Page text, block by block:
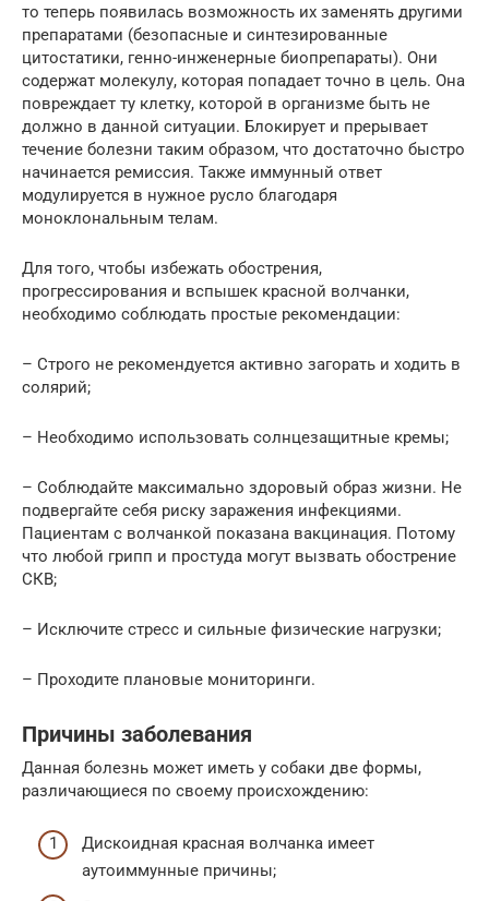
то теперь появилась возможность их заменять другими
препаратами (безопасные и синтезированные
цитостатики, генно-инженерные биопрепараты). Они
содержат молекулу, которая попадает точно в цель. Она
повреждает ту клетку, которой в организме быть не
должно в данной ситуации. Блокирует и прерывает
течение болезни таким образом, что достаточно быстро
начинается ремиссия. Также иммунный ответ
модулируется в нужное русло благодаря
моноклональным телам.
Для того, чтобы избежать обострения,
прогрессирования и вспышек красной волчанки,
необходимо соблюдать простые рекомендации:
– Строго не рекомендуется активно загорать и ходить в
солярий;
– Необходимо использовать солнцезащитные кремы;
– Соблюдайте максимально здоровый образ жизни. Не
подвергайте себя риску заражения инфекциями.
Пациентам с волчанкой показана вакцинация. Потому
что любой грипп и простуда могут вызвать обострение
СКВ;
– Исключите стресс и сильные физические нагрузки;
– Проходите плановые мониторинги.
Причины заболевания
Данная болезнь может иметь у собаки две формы,
различающиеся по своему происхождению:
Дискоидная красная волчанка имеет
аутоиммунные причины;